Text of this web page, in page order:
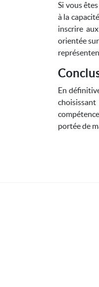
Si vous
à la
inscrire
orientée
En
portée de